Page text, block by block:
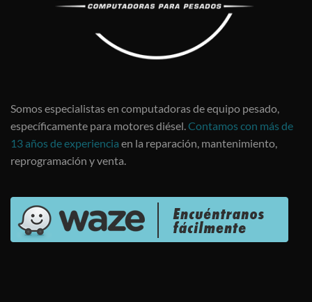
Somos especialistas en computadoras de equipo pesado,
específicamente para motores diésel.Contamos con más de
13 años de experiencia en la reparación, mantenimiento,
reprogramación y venta.